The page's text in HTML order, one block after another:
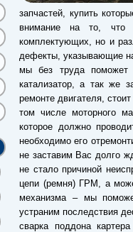
запчастей, купить
внимание на то, что
комплектующих, но и
дефекты, указывающие
мы без труда поможет
катализатор, а так же
ремонте двигателя,
том числе моторного
которое должно
необходимо его
не заставим Вас долго
не стало причиной
цепи (ремня) ГРМ, а
механизма – мы
устраним последствия
сварка поддона